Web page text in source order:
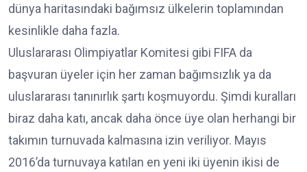
dünya haritasındaki bağımsız ülkelerin toplamından
kesinlikle daha fazla.
Uluslararası Olimpiyatlar Komitesi gibi FIFA da
başvuran üyeler için her zaman bağımsızlık ya da
uluslararası tanınırlık şartı koşmuyordu. Şimdi kuralları
biraz daha katı, ancak daha önce üye olan herhangi bir
takımın turnuvada kalmasına izin veriliyor. Mayıs
2016’da turnuvaya katılan en yeni iki üyenin ikisi de